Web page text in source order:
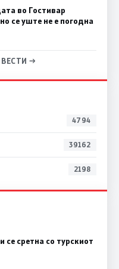
во Гостивар
се уште не е погодна
→
4794
39162
2198
сретна со турскиот